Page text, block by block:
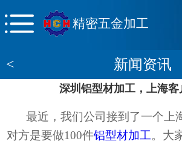
精密五金加工
< 新闻资讯
深圳铝型材加工，上海客
最近，我们公司接到了一个上
对方是要做100件铝型材加工。大